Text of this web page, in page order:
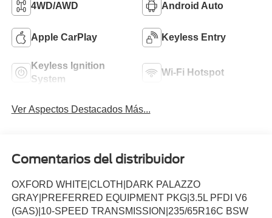
4WD/AWD Android Auto
Apple CarPlay Keyless Entry
Keyless Ignition
System
Wi-Fi Hotspot
Ver Aspectos Destacados Más...
Comentarios del distribuidor
OXFORD WHITE|CLOTH|DARK PALAZZO
GRAY|PREFERRED EQUIPMENT PKG|3.5L PFDI V6
(GAS)|10-SPEED TRANSMISSION|235/65R16C BSW